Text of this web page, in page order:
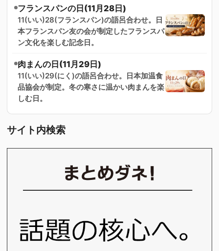
フランスパンの日(11月28日)
11(いい)28(フランスパン)の語呂合わせ。日
本フランスパン友の会が制定したフランスパ
ン文化を楽しむ記念日。
肉まんの日(11月29日)
11(いい)29(にく)の語呂合わせ。日本加温食
品協会が制定。冬の寒さに温かい肉まんを楽
しむ日。
サイト内検索